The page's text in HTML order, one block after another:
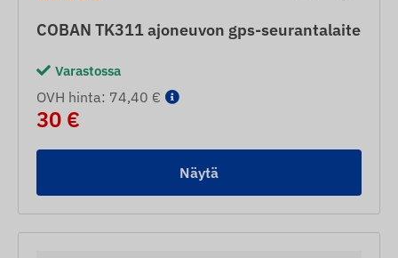
COBAN TK311 ajoneuvon gps-seurantalaite
Varastossa
OVH hinta: 74,40 €
30 €
Näytä